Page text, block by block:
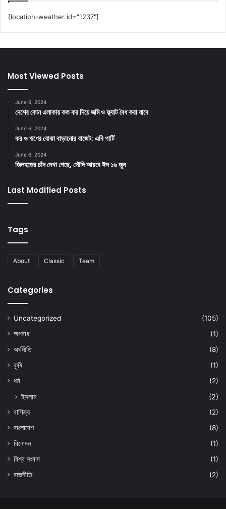
[location-weather id="1237"]
Most Viewed Posts
June 6, 2024
দেশের কোন এলাকায় কত কর দিয়ে জমি ও ফ্ল্যাট বৈধ করা যাবে
June 6, 2024
কর ও ঋণের বোঝা বাড়ানোর বাজেট: এবি পার্টি
June 6, 2024
জিলহজের চাঁদ দেখা গেছে, সৌদি আরবে ঈদ ১৬ জুন
Last Modified Posts
Tags
About Classic Team
Categories
Uncategorized
(105)
অপরাধ
(1)
অর্থনীতি
(8)
কৃষি
(1)
ধর্ম
(2)
ইসলাম (2)
বাণিজ্য
(2)
বাংলাদেশ
(8)
বিনোদন
(1)
বিশ্ব সংবাদ
(1)
রাজনীতি
(2)